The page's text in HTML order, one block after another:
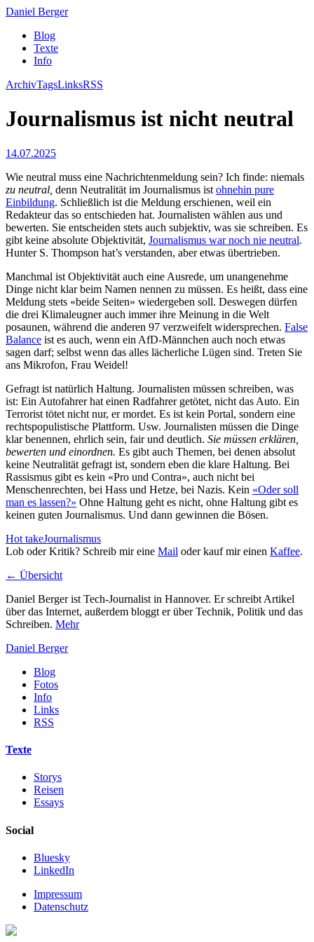
Daniel Berger
Blog
Texte
Info
ArchivTagsLinksRSS
Journalismus ist nicht neutral
14.07.2025
Wie neutral muss eine Nachrichtenmeldung sein? Ich finde: niemals
zu neutral, denn Neutralität im Journalismus ist ohnehin pure
Einbildung. Schließlich ist die Meldung erschienen, weil ein
Redakteur das so entschieden hat. Journalisten wählen aus und
bewerten. Sie entscheiden stets auch subjektiv, was sie schreiben. Es
gibt keine absolute Objektivität, Journalismus war noch nie neutral.
Hunter S. Thompson hat’s verstanden, aber etwas übertrieben.
Manchmal ist Objektivität auch eine Ausrede, um unangenehme
Dinge nicht klar beim Namen nennen zu müssen. Es heißt, dass eine
Meldung stets «beide Seiten» wiedergeben soll. Deswegen dürfen
die drei Klimaleugner auch immer ihre Meinung in die Welt
posaunen, während die anderen 97 verzweifelt widersprechen. False
Balance ist es auch, wenn ein AfD-Männchen auch noch etwas
sagen darf; selbst wenn das alles lächerliche Lügen sind. Treten Sie
ans Mikrofon, Frau Weidel!
Gefragt ist natürlich Haltung. Journalisten müssen schreiben, was
ist: Ein Autofahrer hat einen Radfahrer getötet, nicht das Auto. Ein
Terrorist tötet nicht nur, er mordet. Es ist kein Portal, sondern eine
rechtspopulistische Plattform. Usw. Journalisten müssen die Dinge
klar benennen, ehrlich sein, fair und deutlich. Sie müssen erklären,
bewerten und einordnen. Es gibt auch Themen, bei denen absolut
keine Neutralität gefragt ist, sondern eben die klare Haltung. Bei
Rassismus gibt es kein «Pro und Contra», auch nicht bei
Menschenrechten, bei Hass und Hetze, bei Nazis. Kein «Oder soll
man es lassen?» Ohne Haltung geht es nicht, ohne Haltung gibt es
keinen guten Journalismus. Und dann gewinnen die Bösen.
Hot takeJournalismus
Lob oder Kritik? Schreib mir eine Mail oder kauf mir einen Kaffee.
← Übersicht
Daniel Berger ist Tech-Journalist in Hannover. Er schreibt Artikel
über das Internet, außerdem bloggt er über Technik, Politik und das
Schreiben. Mehr
Daniel Berger
Blog
Fotos
Info
Links
RSS
Texte
Storys
Reisen
Essays
Social
Bluesky
LinkedIn
Impressum
Datenschutz